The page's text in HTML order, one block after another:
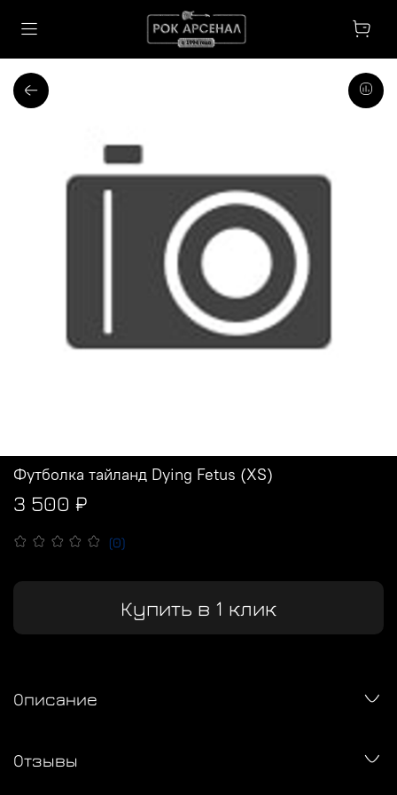
(0)
Футболка тайланд Dying Fetus (XS)
3 500 ₽
Купить в 1 клик
Описание
Отзывы